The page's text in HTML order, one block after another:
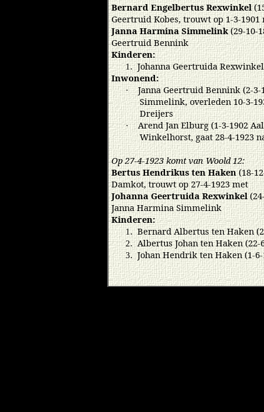
Bernard Engelbertus Rexwinkel
Geertruid Kobes, trouwt op 1-3-1901
Janna Harmina Simmelink(29-10-
Geertruid Bennink
Kinderen:
1. Johanna Geertruida
Inwonend:
·
Janna Geertruid Bennink (2-
Simmelink, overleden 10-3-
Dreijers
·
Arend Jan Elburg (1-3-1902
Winkelhorst, gaat 28-4-1923
Op 27-4-1923 komt van Woold 12:
Bertus Hendrikus ten Haken(18-
Damkot, trouwt op 27-4-1923 met
Johanna Geertruida Rexwinkel
Janna Harmina Simmelink
Kinderen:
1. Bernard Albertus ten Haken
2. Albertus Johan ten Haken (22-
3. Johan Hendrik ten Haken (1-6-